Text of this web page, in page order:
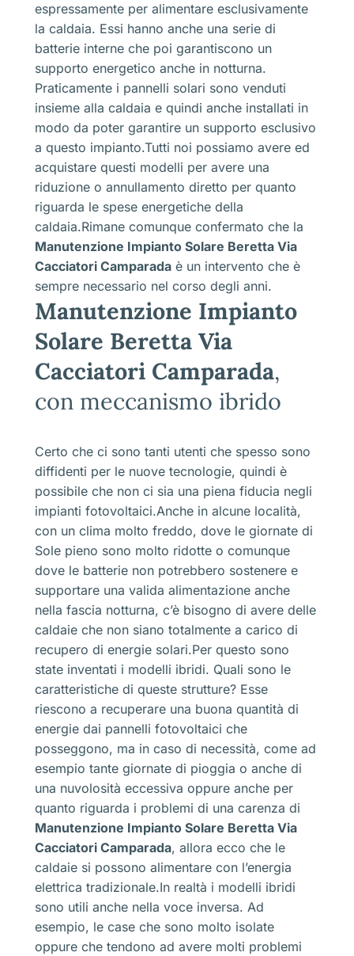
espressamente per alimentare esclusivamente
la caldaia. Essi hanno anche una serie di
batterie interne che poi garantiscono un
supporto energetico anche in notturna.
Praticamente i pannelli solari sono venduti
insieme alla caldaia e quindi anche installati in
modo da poter garantire un supporto esclusivo
a questo impianto.Tutti noi possiamo avere ed
acquistare questi modelli per avere una
riduzione o annullamento diretto per quanto
riguarda le spese energetiche della
caldaia.Rimane comunque confermato che la
Manutenzione Impianto Solare Beretta Via
Cacciatori Camparada è un intervento che è
sempre necessario nel corso degli anni.
Manutenzione Impianto
Solare Beretta Via
Cacciatori Camparada,
con meccanismo ibrido
Certo che ci sono tanti utenti che spesso sono
diffidenti per le nuove tecnologie, quindi è
possibile che non ci sia una piena fiducia negli
impianti fotovoltaici.Anche in alcune località,
con un clima molto freddo, dove le giornate di
Sole pieno sono molto ridotte o comunque
dove le batterie non potrebbero sostenere e
supportare una valida alimentazione anche
nella fascia notturna, c’è bisogno di avere delle
caldaie che non siano totalmente a carico di
recupero di energie solari.Per questo sono
state inventati i modelli ibridi. Quali sono le
caratteristiche di queste strutture? Esse
riescono a recuperare una buona quantità di
energie dai pannelli fotovoltaici che
posseggono, ma in caso di necessità, come ad
esempio tante giornate di pioggia o anche di
una nuvolosità eccessiva oppure anche per
quanto riguarda i problemi di una carenza di
Manutenzione Impianto Solare Beretta Via
Cacciatori Camparada, allora ecco che le
caldaie si possono alimentare con l’energia
elettrica tradizionale.In realtà i modelli ibridi
sono utili anche nella voce inversa. Ad
esempio, le case che sono molto isolate
oppure che tendono ad avere molti problemi